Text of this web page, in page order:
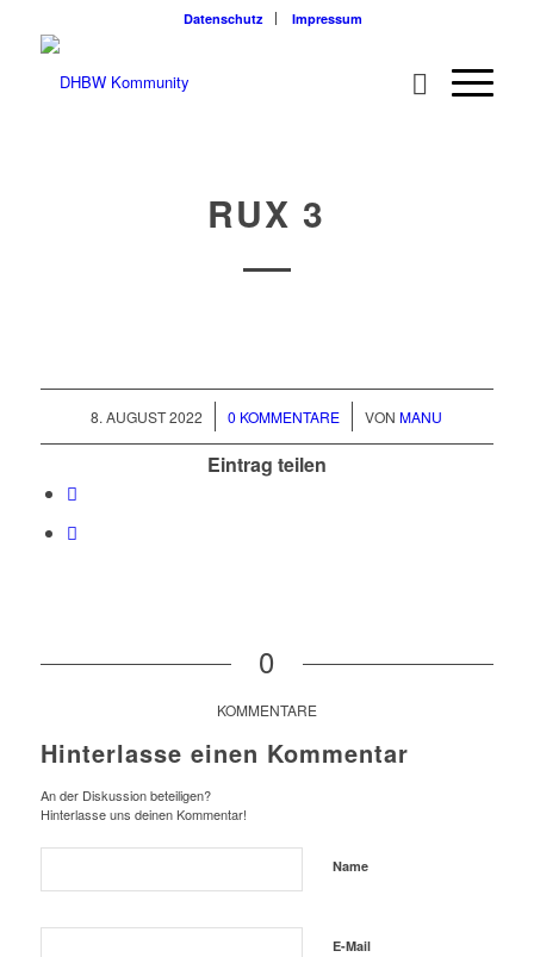
Datenschutz Impressum
RUX 3
8. AUGUST 2022
/ 0 KOMMENTARE
/ VON MANU
Eintrag teilen
0
KOMMENTARE
Hinterlasse einen Kommentar
An der Diskussion beteiligen?
Hinterlasse uns deinen Kommentar!
Name
E-Mail